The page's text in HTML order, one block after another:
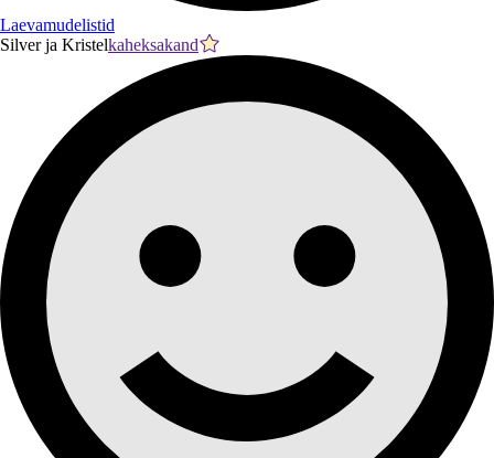
Laevamudelistid
Silver ja Kristelkaheksakand